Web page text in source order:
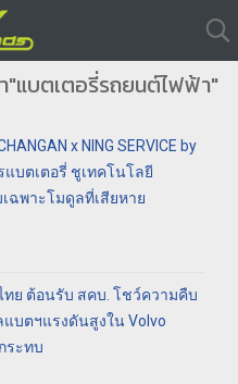
"แบตเตอรี่รถยนต์ไฟฟ้า"
x NING SERVICE by
แบตเตอรี่ ชูเทคโนโลยี
ฉพาะโมดูลที่เสียหาย
ทย ต้อนรับ สคบ. โชว์ความคืบ
บตฯแรงดันสูงใน Volvo
ระทบ